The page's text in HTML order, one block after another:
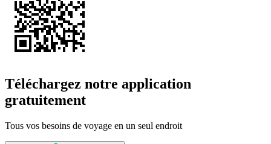
Téléchargez notre application
gratuitement
Tous vos besoins de voyage en un seul endroit